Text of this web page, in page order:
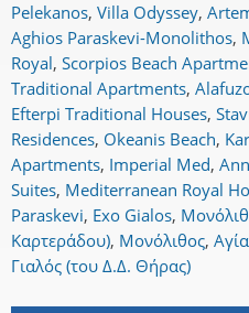
Pelekanos, Villa Odyssey,
Aghios Paraskevi-Monolithos,
Royal, Scorpios Beach
Traditional Apartments,
Efterpi Traditional Houses,
Residences, Okeanis Beach,
Apartments, Imperial Med,
Suites, Mediterranean Royal
Paraskevi, Exo Gialos,
Καρτεράδου), Μονόλιθος,
Γιαλός (του Δ.Δ. Θήρας)